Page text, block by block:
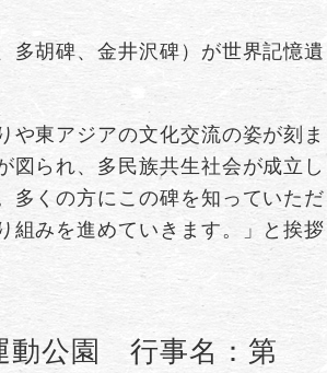
多胡碑、金井沢碑）が世界記憶遺
や東アジアの文化交流の姿が刻ま
図られ、多民族共生社会が成立し
多くの方にこの碑を知っていただ
組みを進めていきます。」と挨拶
動公園 行事名：第